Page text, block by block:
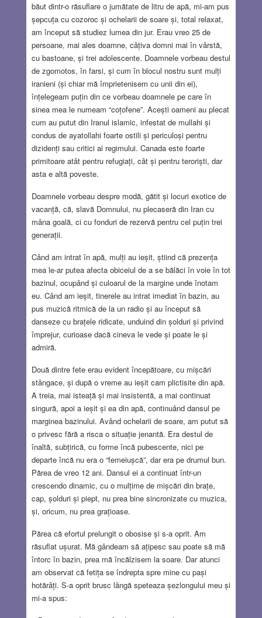
băut dintr-o răsuflare o jumătate de litru de apă, mi-am pus
șepcuța cu cozoroc și ochelarii de soare și, total relaxat,
am început să studiez lumea din jur. Erau vreo 25 de
persoane, mai ales doamne, câțiva domni mai în vârstă,
cu bastoane, și trei adolescente. Doamnele vorbeau destul
de zgomotos, în farsi, și cum în blocul nostru sunt mulți
iranieni (și chiar mă împrietenisem cu unii din ei),
înțelegeam puțin din ce vorbeau doamnele pe care în
sinea mea le numeam “coțofene”. Acești oameni au plecat
cum au putut din Iranul islamic, infestat de mullahi și
condus de ayatollahi foarte ostili și periculoși pentru
dizidenți sau critici ai regimului. Canada este foarte
primitoare atât pentru refugiați, cât și pentru teroriști, dar
asta e altă poveste.
Doamnele vorbeau despre modă, gătit și locuri exotice de
vacanță, că, slavă Domnului, nu plecaseră din Iran cu
mâna goală, ci cu fonduri de rezervă pentru cel puțin trei
generații.
Când am intrat în apă, mulți au ieșit, știind că prezența
mea le-ar putea afecta obiceiul de a se bălăci în voie în tot
bazinul, ocupând și culoarul de la margine unde înotam
eu. Când am ieșit, tinerele au intrat imediat în bazin, au
pus muzică ritmică de la un radio și au început să
danseze cu brațele ridicate, unduind din șolduri și privind
împrejur, curioase dacă cineva le vede și poate le și
admiră.
Două dintre fete erau evident începătoare, cu mișcări
stângace, și după o vreme au ieșit cam plictisite din apă.
A treia, mai isteață și mai insistentă, a mai continuat
singură, apoi a ieșit și ea din apă, continuând dansul pe
marginea bazinului. Având ochelarii de soare, am putut să
o privesc fără a risca o situație jenantă. Era destul de
înaltă, subțirică, cu forme încă pubescente, nici pe
departe încă nu era o “femeiușcă”, dar era pe drumul bun.
Părea de vreo 12 ani. Dansul ei a continuat într-un
crescendo dinamic, cu o mulțime de mișcări din brațe,
cap, șolduri și piept, nu prea bine sincronizate cu muzica,
și, oricum, nu prea grațioase.
Părea că efortul prelungit o obosise și s-a oprit. Am
răsuflat ușurat. Mă gândeam să ațipesc sau poate să mă
întorc în bazin, prea mă încălzisem la soare. Dar atunci
am observat că fetița se îndrepta spre mine cu pași
hotărâți. S-a oprit brusc lângă speteaza șezlongului meu și
mi-a spus: